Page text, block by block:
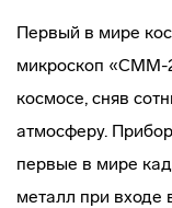
Первый в мире
микроскоп «СММ-
космосе, сняв
атмосферу.
первые в мире
металл при входе